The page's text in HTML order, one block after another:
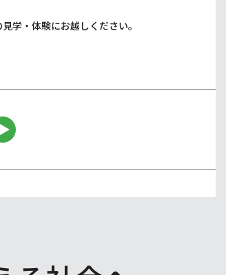
学・体験にお越しください。